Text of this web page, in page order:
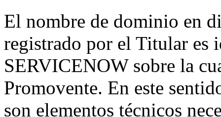
El nombre de dominio en
registrado por el Titular es
SERVICENOW sobre la
Promovente. En este
son elementos técnicos